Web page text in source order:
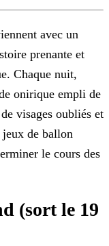
avec un
prenante et
Chaque nuit,
onirique empli de
visages oubliés et
jeux de ballon
le cours des
(sort le 19